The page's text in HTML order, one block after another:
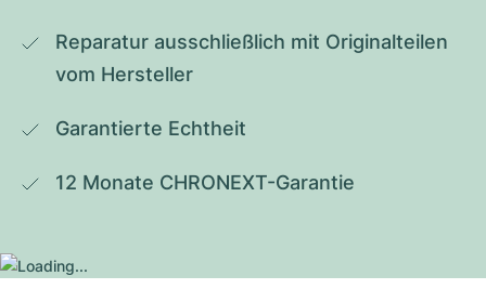
Reparatur ausschließlich mit Originalteilen
vom Hersteller
Garantierte Echtheit
12 Monate CHRONEXT-Garantie